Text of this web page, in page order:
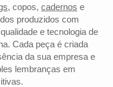
, copos, cadernos e
produzidos com
e tecnologia de
Cada peça é criada
da sua empresa e
lembranças em